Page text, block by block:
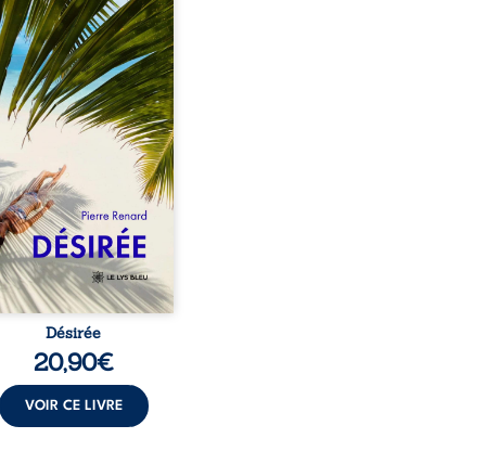
Pierre, jeune retraité,
qu’il est devenu une
femme métissée de
ans. À peine a-t-il
à apprivoiser ce
corps qu’Ange surgit
sa vie et fait vaciller
ses certitudes. Entre
est immédiate,
jusqu’à ce qu’un
familial fasse planer
: et s’ils étaient
demi-frère et ...
Désirée
20,90€
VOIR CE LIVRE